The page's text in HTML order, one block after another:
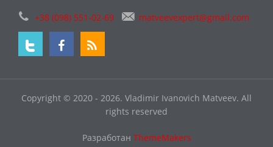
+38 (098) 551-02-69 matveevexpert@gmail.com
Copyright © 2020 - 2026. Vladimir Ivanovich Matveev. All
rights reserved
Разработан ThemeMakers